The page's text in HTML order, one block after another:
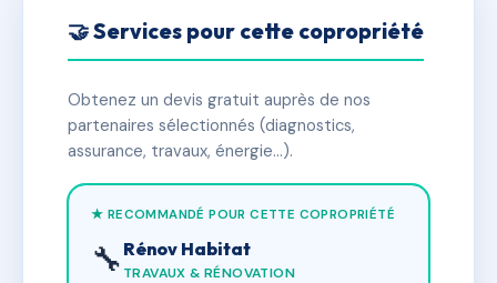
🤝 Services pour cette copropriété
Obtenez un devis gratuit auprès de nos
partenaires sélectionnés (diagnostics,
assurance, travaux, énergie…).
★ RECOMMANDÉ POUR CETTE COPROPRIÉTÉ
🔧 Rénov Habitat
TRAVAUX & RÉNOVATION